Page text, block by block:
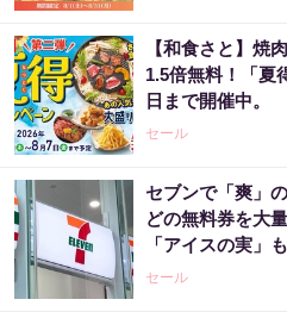
【和食さと】焼
1.5倍無料！「夏
日まで開催中。
セール
セブンで「爽」
どの無料券を大
「アイスの実」
セール